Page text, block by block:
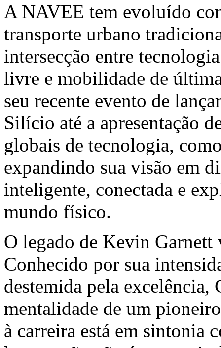
A NAVEE tem evoluído
transporte urbano
intersecção entre
livre e mobilidade de
seu recente evento de
Silício até a apresentação
globais de tecnologia,
expandindo sua visão em
inteligente, conectada e
mundo físico.
O legado de Kevin Garnett
Conhecido por sua
destemida pela
mentalidade de um
à carreira está em sintonia